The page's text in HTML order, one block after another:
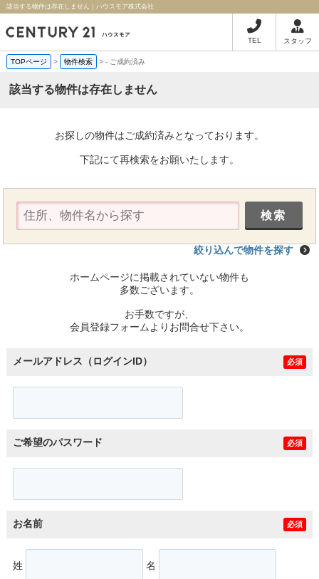
該当する物件は存在しません｜ハウスモア株式会社
TEL スタッフ
TOPページ > 物件検索 >- ご成約済み
該当する物件は存在しません
お探しの物件はご成約済みとなっております。
下記にて再検索をお願いたします。
絞り込んで物件を探す
ホームページに掲載されていない物件も
多数ございます。
お手数ですが、
会員登録フォームよりお問合せ下さい。
メールアドレス（ログインID） 必須
ご希望のパスワード 必須
お名前 必須
姓 名